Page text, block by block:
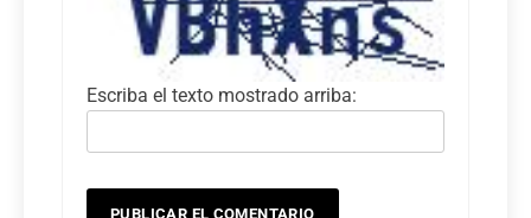
Escriba el texto mostrado arriba: